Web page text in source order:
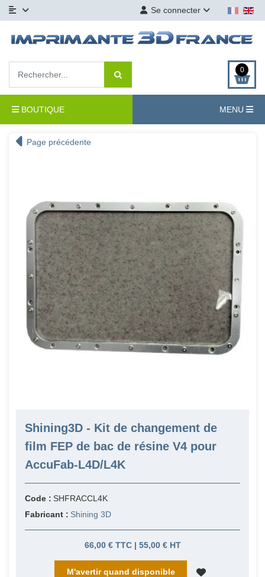
Se connecter
0
BOUTIQUE MENU
Page précédente
Shining3D - Kit de changement de
film FEP de bac de résine V4 pour
AccuFab-L4D/L4K
Code : SHFRACCL4K
Fabricant : Shining 3D
66,00 € TTC | 55,00 € HT
M'avertir quand disponible